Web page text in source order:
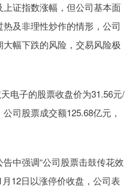
证指数涨幅，但公司基本面
及非理性炒作的情形，公司
幅下跌的风险，交易风险极
子的股票收盘价为31.56元/
司股票成交额125.68亿元，
中强调“公司股票击鼓传花效
12日以涨停价收盘，公司表